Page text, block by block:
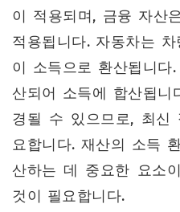
이 적용되며, 금융 자산
적용됩니다. 자동차는
이 소득으로 환산됩니
산되어 소득에 합산됩
경될 수 있으므로, 최신
요합니다. 재산의 소득
산하는 데 중요한 요소
것이 필요합니다.